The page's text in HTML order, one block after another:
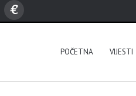
€
POČETNA VIJESTI